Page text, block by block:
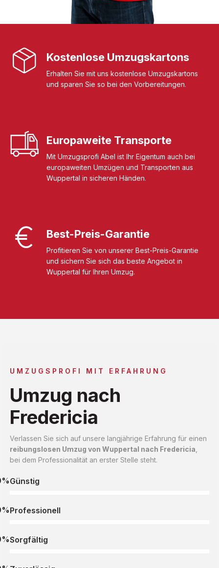
Kostenlose Umzugskartons
Erhalten Sie mit uns kostenlose Umzugskartons
und sparen Sie so bei den Vorbereitungen.
Europaweite Transporte
Mit Umzugsprofi Abel ist Ihr Eigentum auch bei
europaweiten Umzügen und Transporten aus
Wuppertal in sicheren Händen.
Best-Preis-Garantie
Profitieren Sie von unserer Best-Preis-Garantie
und sichern Sie sich das beste Angebot in
Wuppertal für Ihren Umzug.
UMZUGSPROFI MIT ERFAHRUNG
Umzug nach
Fredericia
Verlassen Sie sich auf unsere langjährige Erfahrung für einen
reibungslosen Umzug von Wuppertal nach Fredericia
bei dem Professionalität an erster Stelle steht.
Günstig
Professionell
Sorgfältig